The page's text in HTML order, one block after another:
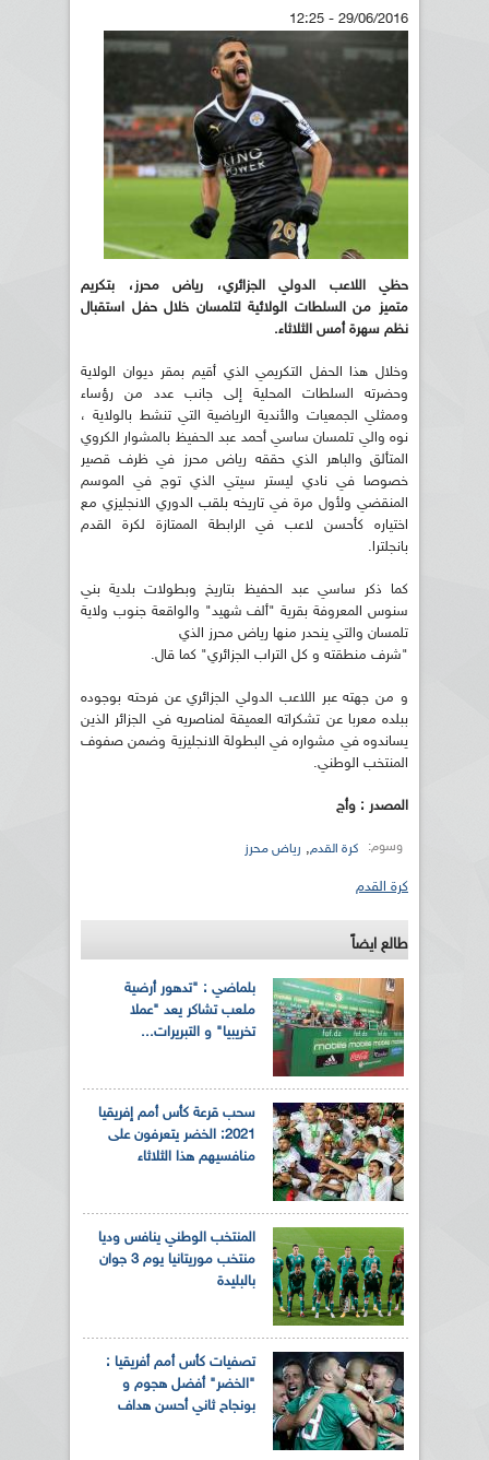
29/06/2016 - 12:25
حظي اللاعب الدولي الجزائري، رياض محرز، بتكريم
متميز من السلطات الولائية لتلمسان خلال حفل استقبال
نظم سهرة أمس الثلاثاء.
وخلال هذا الحفل التكريمي الذي أقيم بمقر ديوان الولاية
وحضرته السلطات المحلية إلى جانب عدد من رؤساء
وممثلي الجمعيات والأندية الرياضية التي تنشط بالولاية ،
نوه والي تلمسان ساسي أحمد عبد الحفيظ بالمشوار الكروي
المتألق والباهر الذي حققه رياض محرز في ظرف قصير
خصوصا في نادي ليستر سيتي الذي توج في الموسم
المنقضي ولأول مرة في تاريخه بلقب الدوري الانجليزي مع
اختياره كأحسن لاعب في الرابطة الممتازة لكرة القدم
بانجلترا.
كما ذكر ساسي عبد الحفيظ بتاريخ وبطولات بلدية بني
سنوس المعروفة بقرية "ألف شهيد" والواقعة جنوب ولاية
تلمسان والتي ينحدر منها رياض محرز الذي
"شرف منطقته و كل التراب الجزائري" كما قال.
و من جهته عبر اللاعب الدولي الجزائري عن فرحته بوجوده
ببلده معربا عن تشكراته العميقة لمناصريه في الجزائر الذين
يساندوه في مشواره في البطولة الانجليزية وضمن صفوف
المنتخب الوطني.
المصدر : وأج
وسوم: كرة القدم, رياض محرز
كرة القدم
طالع ايضاً
بلماضي : "تدهور أرضية
ملعب تشاكر يعد "عملا
تخريبيا" و التبريرات...
سحب قرعة كأس أمم إفريقيا
2021: الخضر يتعرفون على
منافسيهم هذا الثلاثاء
المنتخب الوطني ينافس وديا
منتخب موريتانيا يوم 3 جوان
بالبليدة
تصفيات كأس أمم أفريقيا :
"الخضر" أفضل هجوم و
بونجاح ثاني أحسن هداف